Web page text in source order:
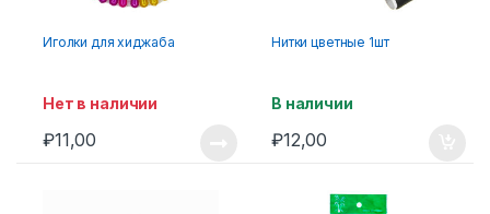
Иголки для хиджаба
Нет в наличии
₽11,00
Нитки цветные 1шт
В наличии
₽12,00